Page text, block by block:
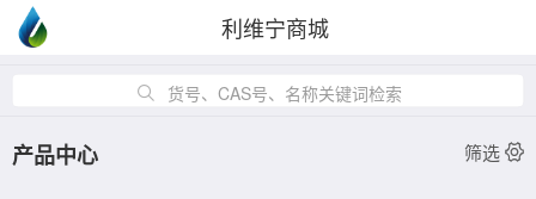
利维宁商城
货号、CAS号、名称关键词检索
产品中心 筛选